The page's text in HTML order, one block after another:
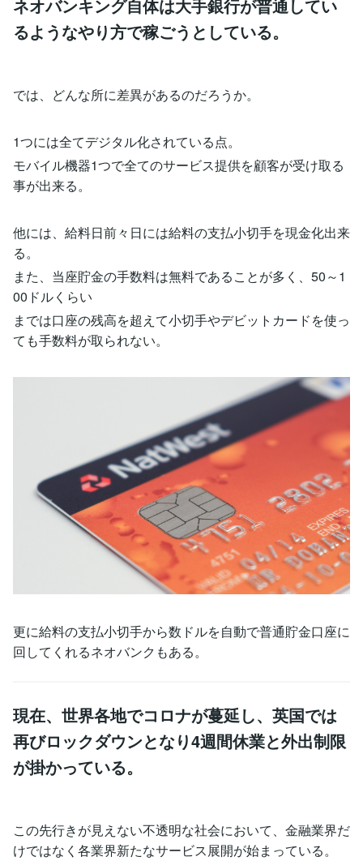
ネオバンキング自体は大手銀行が普通してい
るようなやり方で稼ごうとしている。
では、どんな所に差異があるのだろうか。
1つには全てデジタル化されている点。
モバイル機器1つで全てのサービス提供を顧客が受け取る
事が出来る。
他には、給料日前々日には給料の支払小切手を現金化出来
る。
また、当座貯金の手数料は無料であることが多く、50～1
00ドルくらい
までは口座の残高を超えて小切手やデビットカードを使っ
ても手数料が取られない。
更に給料の支払小切手から数ドルを自動で普通貯金口座に
回してくれるネオバンクもある。
現在、世界各地でコロナが蔓延し、英国では
再びロックダウンとなり4週間休業と外出制限
が掛かっている。
この先行きが見えない不透明な社会において、金融業界だ
けではなく各業界新たなサービス展開が始まっている。